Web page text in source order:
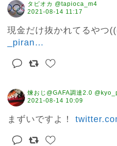
タピオカ @tapioca_m4
2021-08-14 11:17
現金だけ抜かれてるやつ
_piran …
煉おじ@GAFA調達2.0
2021-08-14 10:09
まずいですよ！